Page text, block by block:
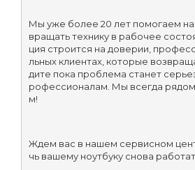
Мы уже более 20 лет помогаем
вращать технику в рабочее
ция строится на доверии,
льных клиентах, которые
дите пока проблема станет
рофессионалам. Мы всегда
м!
Ждем вас в нашем сервисном
чь вашему ноутбуку снова